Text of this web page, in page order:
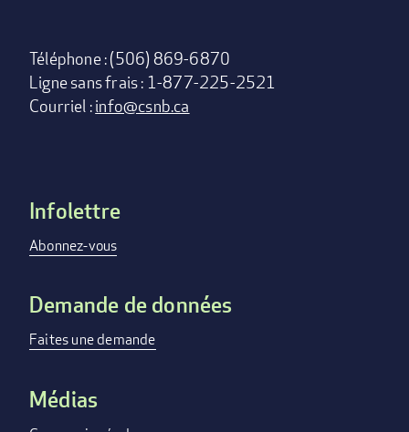
Téléphone : (506) 869-6870
Ligne sans frais : 1-877-225-2521
Courriel :info@csnb.ca
Footer
menu
Infolettre
Abonnez-vous
Demande de données
Faites une demande
Médias